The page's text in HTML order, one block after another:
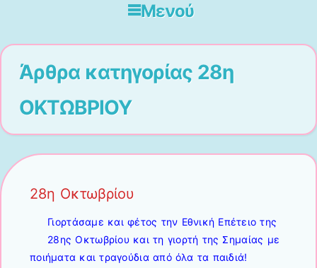
Μενού
Άρθρα κατηγορίας 28η
ΟΚΤΩΒΡΙΟΥ
28η Οκτωβρίου
Γιορτάσαμε και φέτος την Εθνική Επέτειο της
28ης Οκτωβρίου και τη γιορτή της Σημαίας με
ποιήματα και τραγούδια από όλα τα παιδιά!